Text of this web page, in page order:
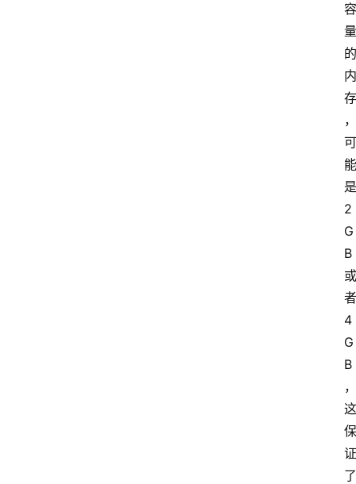
容
量
的
内
存
，
可
能
是
2
G
B
或
者
4
G
B
，
这
保
证
了